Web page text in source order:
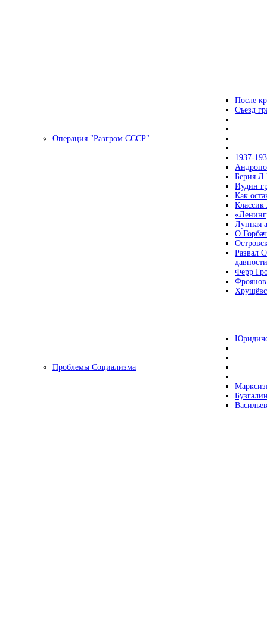
После
Съезд
Операция "Разгром СССР"
1937-
Берия
Иудин
Как
Лунная
О
Развал
давности
Ферр
Проблемы Социализма